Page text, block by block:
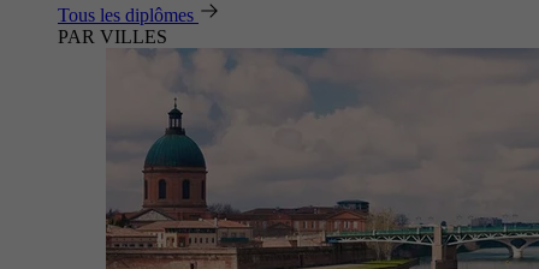
Tous les diplômes
PAR VILLES